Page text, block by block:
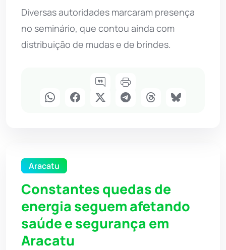
Diversas autoridades marcaram presença
no seminário, que contou ainda com
distribuição de mudas e de brindes.
Aracatu
Constantes quedas de
energia seguem afetando
saúde e segurança em
Aracatu